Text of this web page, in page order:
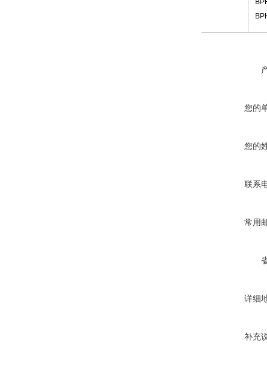
您的
您的
联系
常用
详细
补充